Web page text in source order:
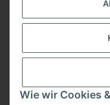
Wie wir Cookies
Herstellerinformationen